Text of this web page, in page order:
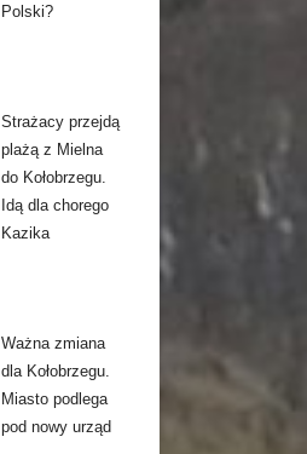
Polski?
Strażacy przejdą
plażą z Mielna
do Kołobrzegu.
Idą dla chorego
Kazika
Ważna zmiana
dla Kołobrzegu.
Miasto podlega
pod nowy urząd